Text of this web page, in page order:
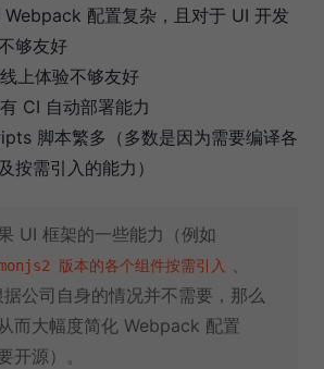
配置复杂，且对于 UI 开发
够友好
上体验不够友好
CI 自动部署能力
脚本繁多（多数是因为需要编译各
按需引入的能力）
UI 框架的一些能力（例如
版本的各个组件按需引入 、
据公司自身的情况并不需要，那么
而大幅度简化 Webpack 配置
开源）。